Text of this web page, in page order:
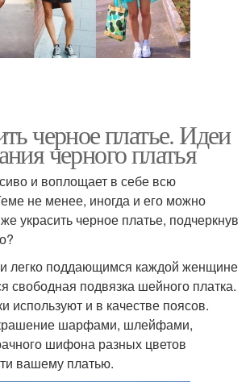
черное платье. Идеи
черного платья
и воплощает в себе всю
не менее, иногда и его можно
украсить черное платье, подчеркнув
легко поддающимся каждой женщине
свободная подвязка шейного платка.
используют и в качестве поясов.
шарфами, шлейфами,
шифона разных цветов
вашему платью.